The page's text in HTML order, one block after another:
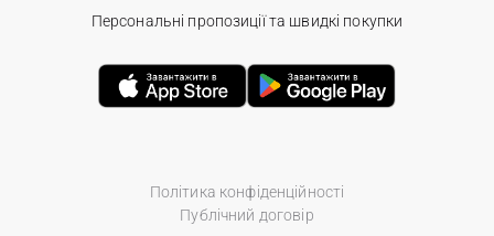
Політика конфіденційності
Публічний договір
Персональні пропозиції та швидкі покупки